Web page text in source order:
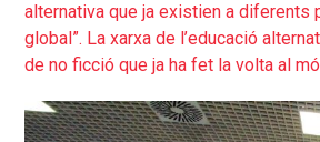
alternativa que ja existien a diferents
global”. La xarxa de l’educació
de no ficció que ja ha fet la volta al